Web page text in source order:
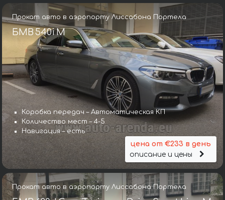
Прокат авто в аэропорту Лиссабона Портела
БМВ 540i M
Коробка передач – Автоматическая КП
Количество мест – 4-5
Навигация – есть
цена от €233 в день
описание и цены
Прокат авто в аэропорту Лиссабона Портела